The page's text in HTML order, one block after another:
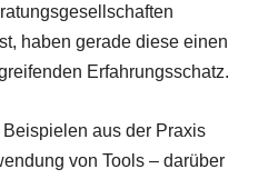
haben gerade diese einen
Erfahrungsschatz.
aus der Praxis
von Tools – darüber